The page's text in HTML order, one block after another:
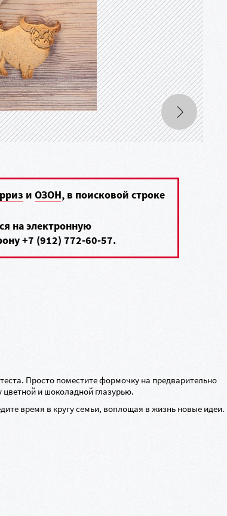
иОЗОН, в поисковой строке
на электронную
+7 (912) 772-60-57.
Просто поместите формочку на предварительно
цветной и шоколадной глазурью.
время в кругу семьи, воплощая в жизнь новые идеи.